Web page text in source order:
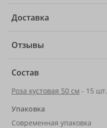
Доставка
Отзывы
Состав
Роза кустовая 50 см - 15 шт.
Упаковка
Современная упаковка